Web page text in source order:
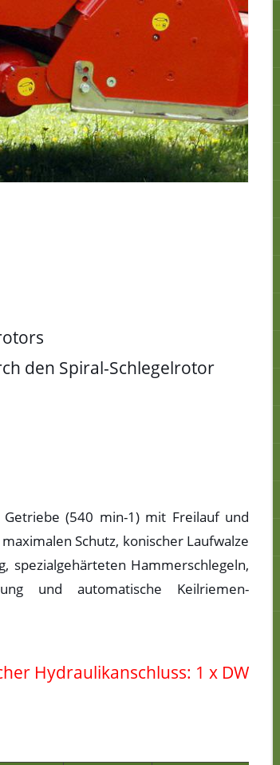
den Spiral-Schlegelrotor
Getriebe (540 min-1) mit Freilauf und
Schutz, konischer Laufwalze
spezialgehärteten Hammerschlegeln,
und automatische Keilriemen-
Hydraulikanschluss: 1 x DW